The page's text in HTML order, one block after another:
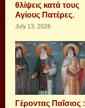
θλίψεις κατά τους
Αγίους Πατέρες.
July 13, 2026
Γέροντας Παΐσιος :